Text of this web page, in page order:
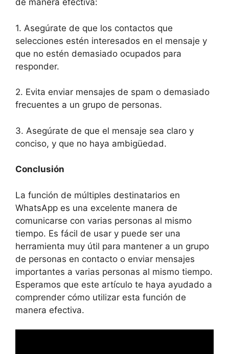
de manera efectiva:
1. Asegúrate de que los contactos que
selecciones estén interesados en el mensaje y
que no estén demasiado ocupados para
responder.
2. Evita enviar mensajes de spam o demasiado
frecuentes a un grupo de personas.
3. Asegúrate de que el mensaje sea claro y
conciso, y que no haya ambigüedad.
Conclusión
La función de múltiples destinatarios en
WhatsApp es una excelente manera de
comunicarse con varias personas al mismo
tiempo. Es fácil de usar y puede ser una
herramienta muy útil para mantener a un grupo
de personas en contacto o enviar mensajes
importantes a varias personas al mismo tiempo.
Esperamos que este artículo te haya ayudado a
comprender cómo utilizar esta función de
manera efectiva.